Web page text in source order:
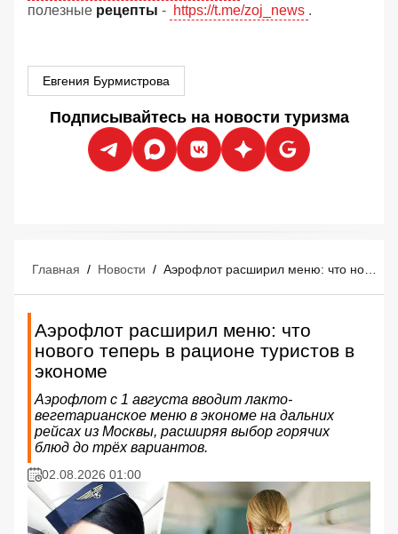
полезные рецепты - https://t.me/zoj_news .
Евгения Бурмистрова
Подписывайтесь на новости туризма
Главная / Новости / Аэрофлот расширил меню: что нового теперь в рационе туристов в экономе
Аэрофлот расширил меню: что
нового теперь в рационе туристов в
экономе
Аэрофлот с 1 августа вводит лакто-
вегетарианское меню в экономе на дальних
рейсах из Москвы, расширяя выбор горячих
блюд до трёх вариантов.
02.08.2026 01:00